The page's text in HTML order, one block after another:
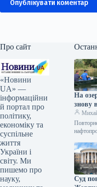
Опублікувати коментар
Про сайт
«Новини
UA» —
інформаційни
й портал про
політику,
економіку та
суспільне
життя
України і
світу. Ми
пишемо про
науку,
На
знову
росіян.
Сирець
сталася
Суд